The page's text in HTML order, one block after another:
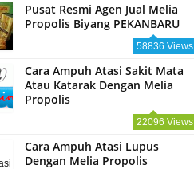
Pusat Resmi Agen Jual Melia
Propolis Biyang PEKANBARU
58836 Views
Cara Ampuh Atasi Sakit Mata
Atau Katarak Dengan Melia
Propolis
22096 Views
Cara Ampuh Atasi Lupus
Dengan Melia Propolis